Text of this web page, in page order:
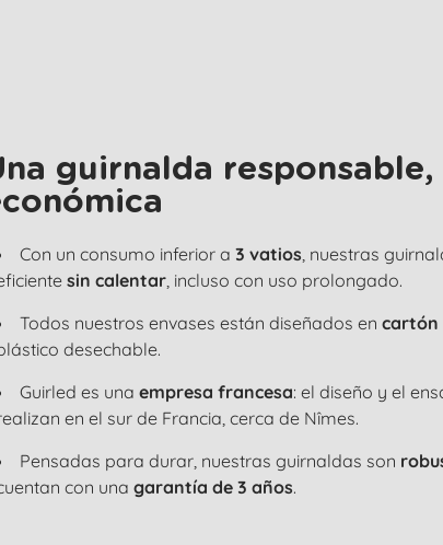
guirnalda
Con un consumo inferior a 3 vatios , nuestras
sin calentar, incluso con uso prolongado.
Todos nuestros envases están diseñados en cartón
desechable.
Guirled es una empresa francesa: el diseño y el
en el sur de Francia, cerca de Nîmes.
Pensadas para durar, nuestras guirnaldas son
con una garantía de 3 años.